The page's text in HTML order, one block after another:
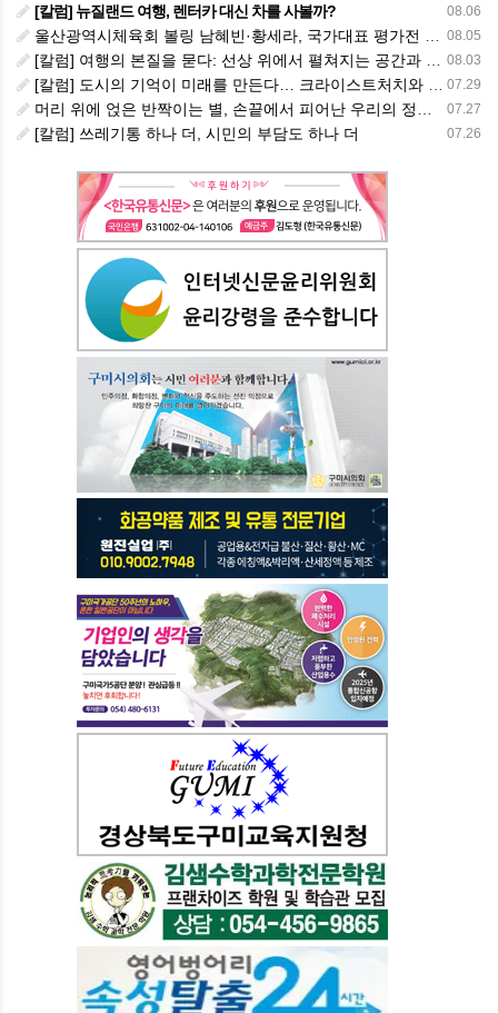
08.06
[칼럼] 뉴질랜드 여행, 렌터카 대신 차를 사볼까?
08.05
울산광역시체육회 볼링 남혜빈·황세라, 국가대표 평가전 통과… ‘아시아선수권 출전’
08.03
[칼럼] 여행의 본질을 묻다: 선상 위에서 펼쳐지는 공간과 사람, 그리고 미식의 미학
07.29
[칼럼] 도시의 기억이 미래를 만든다… 크라이스트처치와 한국 도시가 주는 교훈
07.27
머리 위에 얹은 반짝이는 별, 손끝에서 피어난 우리의 정체성
07.26
[칼럼] 쓰레기통 하나 더, 시민의 부담도 하나 더